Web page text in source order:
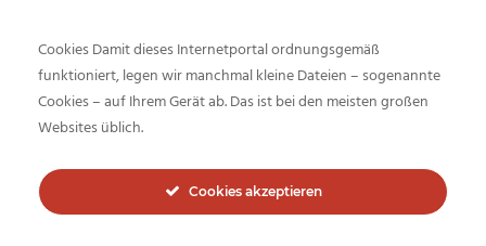
Inside-Network.net
Cookies Damit dieses Internetportal ordnungsgemäß
funktioniert, legen wir manchmal kleine Dateien – sogenannte
Cookies – auf Ihrem Gerät ab. Das ist bei den meisten großen
Websites üblich.
Cookies akzeptieren